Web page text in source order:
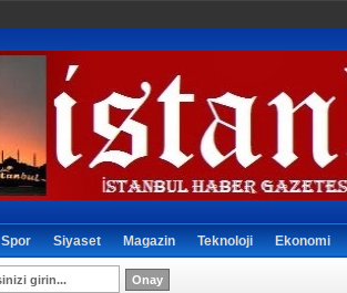
Spor Siyaset Magazin Teknoloji Ekonomi